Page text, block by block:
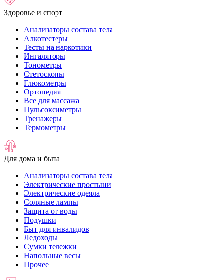
Здоровье и спорт
Анализаторы состава тела
Алкотестеры
Тесты на наркотики
Ингаляторы
Тонометры
Стетоскопы
Глюкометры
Ортопедия
Все для массажа
Пульсоксиметры
Тренажеры
Термометры
Для дома и быта
Анализаторы состава тела
Электрические простыни
Электрические одеяла
Соляные лампы
Защита от воды
Подушки
Быт для инвалидов
Ледоходы
Сумки тележки
Напольные весы
Прочее